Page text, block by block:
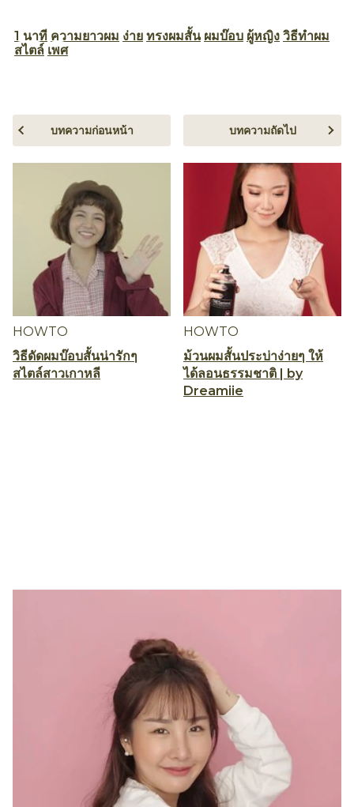
1 นาที ความยาวผม ง่าย ทรงผมสั้น ผมบ๊อบ ผู้หญิง วิธีทำผม
สไตล์ เพศ
HOWTO
วิธีดัดผมบ๊อบสั้นน่ารักๆ
สไตล์สาวเกาหลี
บทความก่อนหน้า
HOWTO
ม้วนผมสั้นประบ่าง่ายๆ ให้
ได้ลอนธรรมชาติ | by
Dreamiie
บทความถัดไป